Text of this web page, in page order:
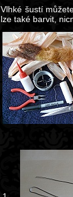
Vlhké šustí
lze také barvit,